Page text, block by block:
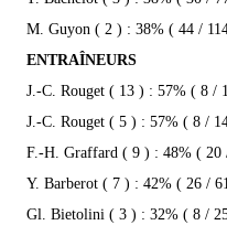
M. Guyon ( 2 ) : 38% ( 44 /
ENTRAÎNEURS
J.-C. Rouget ( 13 ) : 57% ( 8 /
J.-C. Rouget ( 5 ) : 57% ( 8 /
F.-H. Graffard ( 9 ) : 48% ( 20
Y. Barberot ( 7 ) : 42% ( 26 /
Gl. Bietolini ( 3 ) : 32% ( 8 /